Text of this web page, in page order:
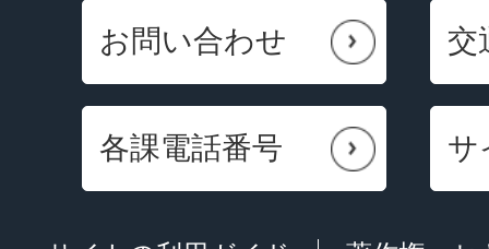
お問い合わせ 交
各課電話番号 サ